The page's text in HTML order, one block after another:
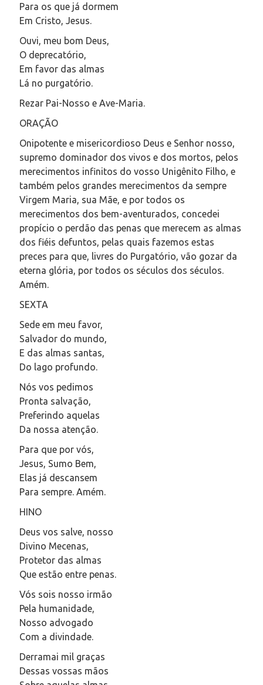
Para os que já dormem
Em Cristo, Jesus.
Ouvi, meu bom Deus,
O deprecatório,
Em favor das almas
Lá no purgatório.
Rezar Pai-Nosso e Ave-Maria.
ORAÇÃO
Onipotente e misericordioso Deus e Senhor nosso,
supremo dominador dos vivos e dos mortos, pelos
merecimentos infinitos do vosso Unigênito Filho, e
também pelos grandes merecimentos da sempre
Virgem Maria, sua Mãe, e por todos os
merecimentos dos bem-aventurados, concedei
propício o perdão das penas que merecem as almas
dos fiéis defuntos, pelas quais fazemos estas
preces para que, livres do Purgatório, vão gozar da
eterna glória, por todos os séculos dos séculos.
Amém.
SEXTA
Sede em meu favor,
Salvador do mundo,
E das almas santas,
Do lago profundo.
Nós vos pedimos
Pronta salvação,
Preferindo aquelas
Da nossa atenção.
Para que por vós,
Jesus, Sumo Bem,
Elas já descansem
Para sempre. Amém.
HINO
Deus vos salve, nosso
Divino Mecenas,
Protetor das almas
Que estão entre penas.
Vós sois nosso irmão
Pela humanidade,
Nosso advogado
Com a divindade.
Derramai mil graças
Dessas vossas mãos